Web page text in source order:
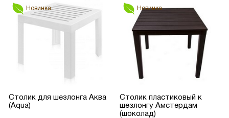
Новинка
Столик для шезлонга Аква
(Aqua)
Новинка
Столик пластиковый к
шезлонгу Амстердам
(шоколад)